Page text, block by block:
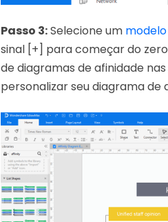
Passo 3:Selecione um
sinal [+] para começar do
de diagramas de afinidade
personalizar seu diagrama de